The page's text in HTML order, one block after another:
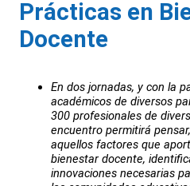
Prácticas en
Docente
En dos jornadas, y con la
académicos de diversos
300 profesionales de
encuentro permitirá
aquellos factores que
bienestar docente,
innovaciones necesarias